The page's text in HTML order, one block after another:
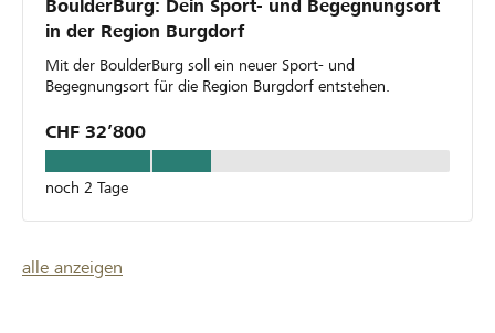
BoulderBurg: Dein Sport- und Begegnungsort
in der Region Burgdorf
Mit der BoulderBurg soll ein neuer Sport- und
Begegnungsort für die Region Burgdorf entstehen.
CHF 32’800
noch 2 Tage
alle anzeigen